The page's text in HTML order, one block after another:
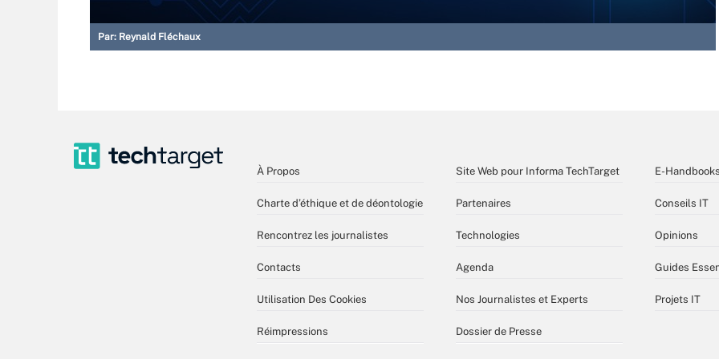
Par: Reynald Fléchaux
À Propos
Charte d’éthique et de déontologie
Rencontrez les journalistes
Contacts
Utilisation Des Cookies
Réimpressions
Site Web pour Informa TechTarget
Partenaires
Technologies
Agenda
Nos Journalistes et Experts
Dossier de Presse
E-Handbooks
Conseils IT
Opinions
Guides
Projets IT